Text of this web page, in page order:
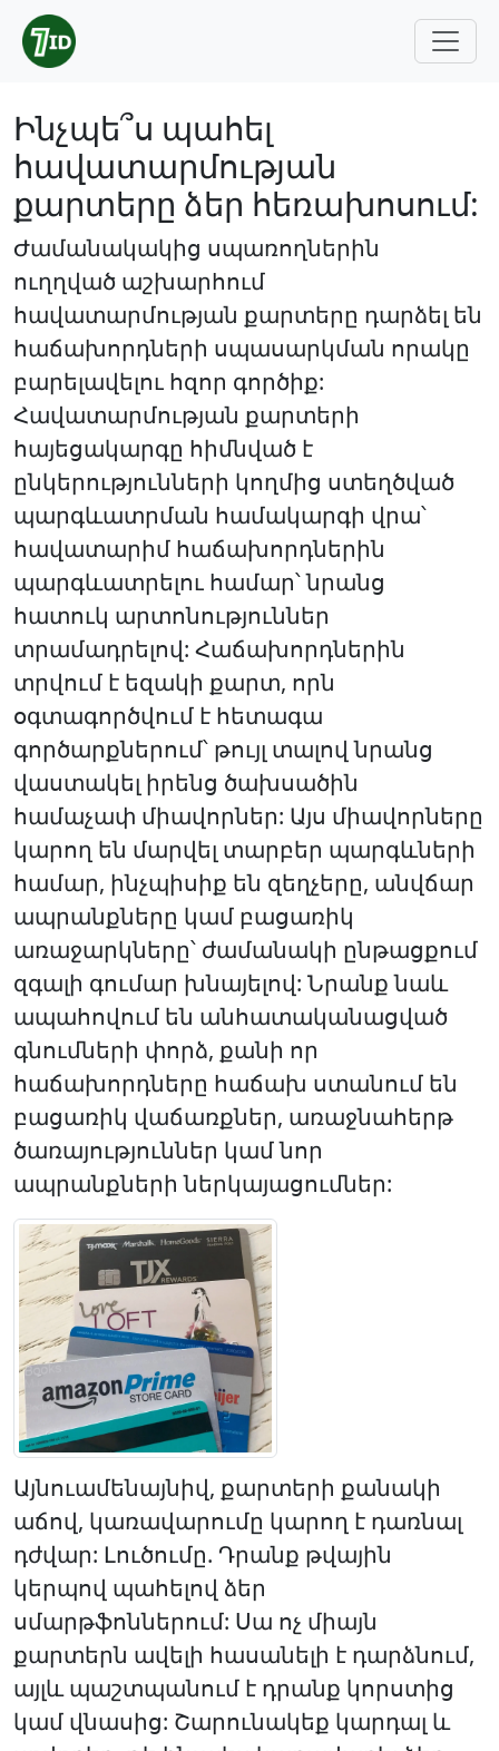
Ինչպե՞ս պահել
հավատարմության
քարտերը ձեր հեռախոսում:
Ժամանակակից սպառողներին
ուղղված աշխարհում
հավատարմության քարտերը դարձել են
հաճախորդների սպասարկման որակը
բարելավելու հզոր գործիք:
Հավատարմության քարտերի
հայեցակարգը հիմնված է
ընկերությունների կողմից ստեղծված
պարգևատրման համակարգի վրա՝
հավատարիմ հաճախորդներին
պարգևատրելու համար՝ նրանց
հատուկ արտոնություններ
տրամադրելով: Հաճախորդներին
տրվում է եզակի քարտ, որն
օգտագործվում է հետագա
գործարքներում՝ թույլ տալով նրանց
վաստակել իրենց ծախսածին
համաչափ միավորներ: Այս միավորները
կարող են մարվել տարբեր պարգևների
համար, ինչպիսիք են զեղչերը, անվճար
ապրանքները կամ բացառիկ
առաջարկները՝ ժամանակի ընթացքում
զգալի գումար խնայելով: Նրանք նաև
ապահովում են անհատականացված
գնումների փորձ, քանի որ
հաճախորդները հաճախ ստանում են
բացառիկ վաճառքներ, առաջնահերթ
ծառայություններ կամ նոր
ապրանքների ներկայացումներ:
Այնուամենայնիվ, քարտերի քանակի
աճով, կառավարումը կարող է դառնալ
դժվար: Լուծումը. Դրանք թվային
կերպով պահելով ձեր
սմարթֆոններում: Սա ոչ միայն
քարտերն ավելի հասանելի է դարձնում,
այլև պաշտպանում է դրանք կորստից
կամ վնասից: Շարունակեք կարդալ և